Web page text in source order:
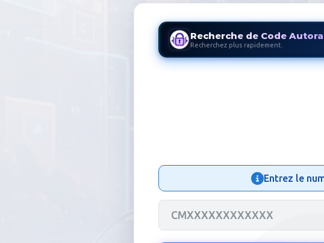
Recherche de Code
Recherchez plus rapidement.
Entrez le